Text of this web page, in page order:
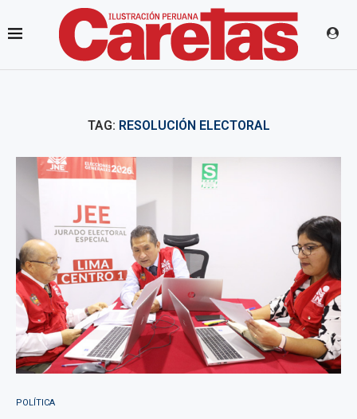
TAG: RESOLUCIÓN ELECTORAL
POLÍTICA